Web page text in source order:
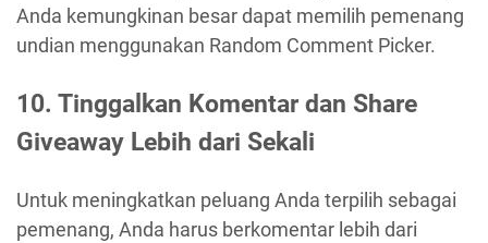
Anda kemungkinan besar dapat memilih pemenang
undian menggunakan Random Comment Picker.
10. Tinggalkan Komentar dan Share
Giveaway Lebih dari Sekali
Untuk meningkatkan peluang Anda terpilih sebagai
pemenang, Anda harus berkomentar lebih dari